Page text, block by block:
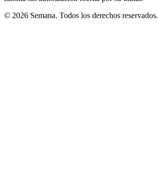
© 2026 Semana. Todos los derechos reservados.